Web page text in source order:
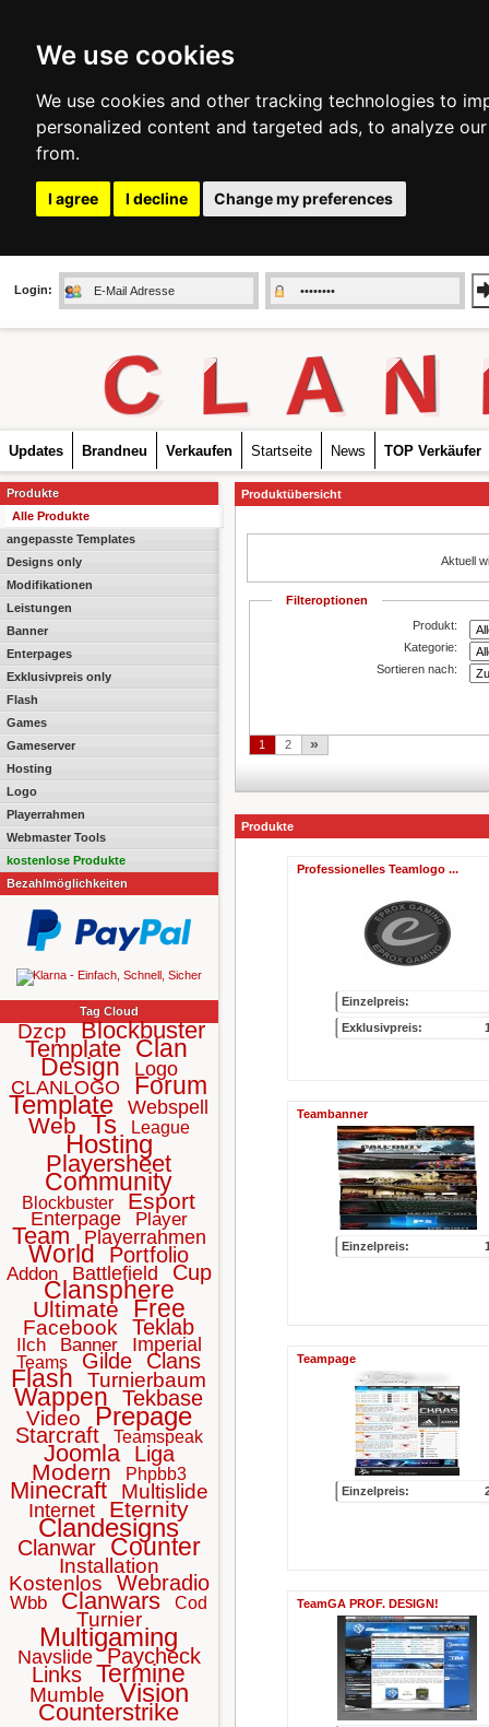
We use cookies
We use cookies and other tracking technologies to
personalized content and targeted ads, to analyze
from.
I agree I decline Change my preferences
Login:
C L A N
Updates Brandneu Verkaufen Startseite News TOP Verkäufer
Produkte
Alle Produkte
angepasste Templates
Designs only
Modifikationen
Leistungen
Banner
Enterpages
Exklusivpreis only
Flash
Games
Gameserver
Hosting
Logo
Playerrahmen
Webmaster Tools
kostenlose Produkte
Bezahlmöglichkeiten
Tag Cloud
Dzcp Blockbuster
Template Clan
Design
Logo
CLANLOGO
Forum
Template Webspell
Web Ts League
Hosting
Playersheet
Community
Blockbuster Esport
Enterpage Player
Team Playerrahmen
World Portfolio
Addon Battlefield Cup
Clansphere
Ultimate Free
Facebook Teklab
Ilch Banner Imperial
Teams Gilde Clans
Flash Turnierbaum
Wappen Tekbase
Video Prepage
Starcraft Teamspeak
Joomla Liga
Modern Phpbb3
Minecraft Multislide
Internet Eternity
Clandesigns
Clanwar Counter
Installation
Kostenlos Webradio
Wbb Clanwars Cod
Turnier
Multigaming
Navslide Paycheck
Links Termine
Mumble Vision
Counterstrike
Produktübersicht
Aktuell
Filteroptionen
Produkt:
Kategorie:
Sortieren nach:
1 2 »
Produkte
Professionelles Teamlogo ...
Einzelpreis:
Exklusivpreis:
Teambanner
Einzelpreis:
Teampage
Einzelpreis:
TeamGA PROF. DESIGN!